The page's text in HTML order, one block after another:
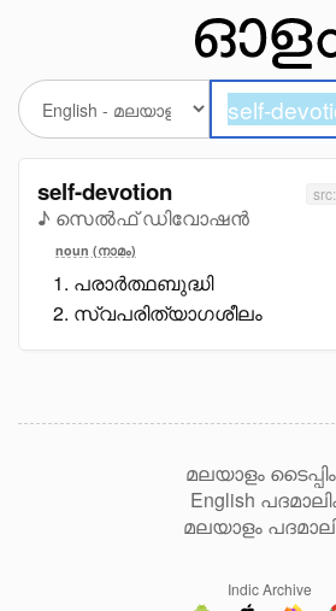
self-devotion
♪ സെൽഫ് ഡിവോഷൻ
noun (നാമം)
പരാർത്ഥബുദ്ധി
സ്വപരിത്യാഗശീലം
മലയാളം
English
മലയാളം
Indic Archive